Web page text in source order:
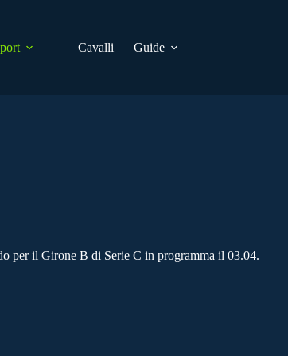
Cavalli Guide
per il Girone B di Serie C in programma il 03.04.